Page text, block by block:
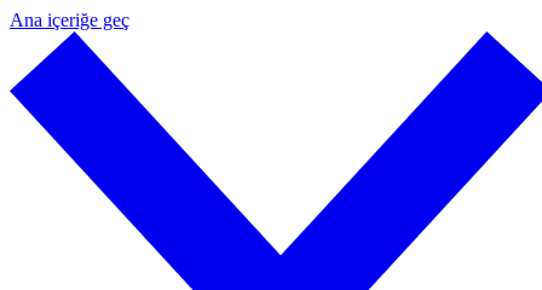
Ana içeriğe geç